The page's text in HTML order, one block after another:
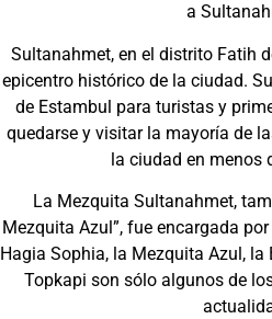
a
Sultanahmet, en el distrito Fatih
epicentro histórico de la ciudad.
de Estambul para turistas y
quedarse y visitar la mayoría de
la ciudad en menos
La Mezquita Sultanahmet,
Mezquita Azul”, fue encargada
Hagia Sophia, la Mezquita Azul,
Topkapi son sólo algunos de